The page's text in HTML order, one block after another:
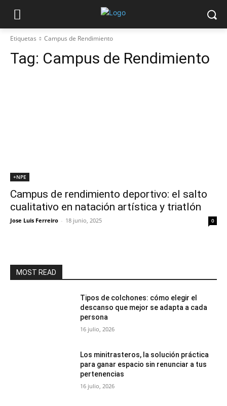
Etiquetas Campus de Rendimiento
Tag: Campus de Rendimiento
+NPE
Campus de rendimiento deportivo: el salto
cualitativo en natación artística y triatlón
Jose Luis Ferreiro - 18 junio, 2025 0
MOST READ
Tipos de colchones: cómo elegir el
descanso que mejor se adapta a cada
persona
16 julio, 2026
Los minitrasteros, la solución práctica
para ganar espacio sin renunciar a tus
pertenencias
16 julio, 2026